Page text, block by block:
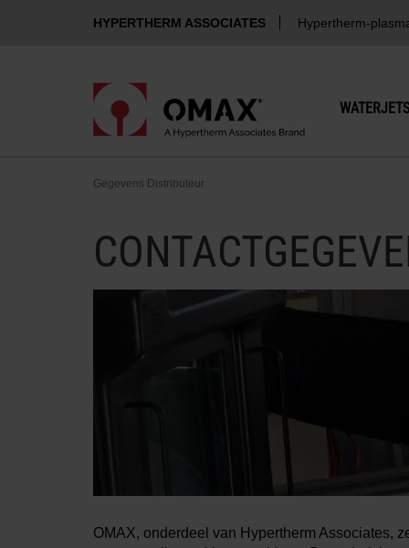
HYPERTHERM ASSOCIATES Hypertherm-
Gegevens Distributeur
OMAX, onderdeel van Hypertherm Associates,